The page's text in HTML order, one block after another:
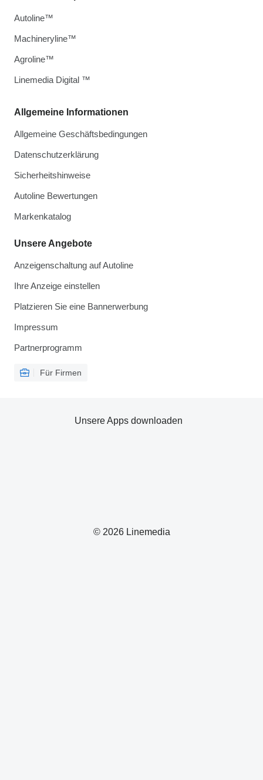
Allgemeine Informationen
Allgemeine Geschäftsbedingungen
Datenschutzerklärung
Sicherheitshinweise
Autoline Bewertungen
Markenkatalog
Unsere Angebote
Anzeigenschaltung auf Autoline
Ihre Anzeige einstellen
Platzieren Sie eine Bannerwerbung
Impressum
Partnerprogramm
Für Firmen
Autoline™
Machineryline™
Agroline™
Linemedia Digital ™
© 2026 Linemedia
Unsere Apps downloaden